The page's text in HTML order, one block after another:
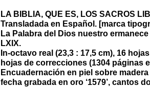
LA BIBLIA, QUE ES, LOS SACROS
Transladada en Español. [marca
La Palabra del Dios nuestro
LXIX.
In-octavo real (23,3 : 17,5 cm), 16
hojas de correcciones (1304 páginas
Encuadernación en piel sobre
fecha grabada en oro ‘1579’, cantos